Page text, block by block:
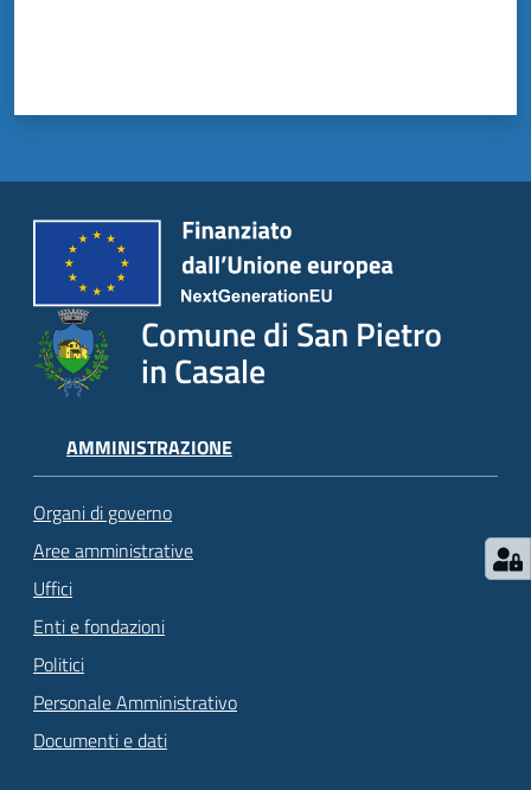
Comune di San Pietro
in Casale
AMMINISTRAZIONE
Organi di governo
Aree amministrative
Uffici
Enti e fondazioni
Politici
Personale Amministrativo
Documenti e dati